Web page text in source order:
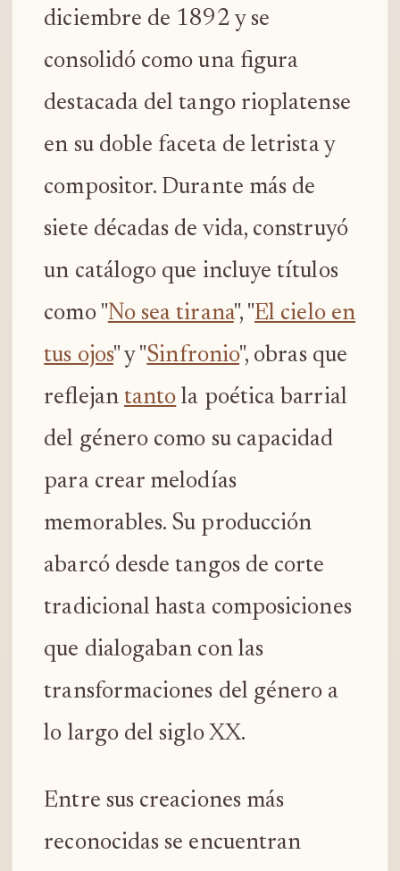
diciembre de 1892 y se
consolidó como una figura
destacada del tango rioplatense
en su doble faceta de letrista y
compositor. Durante más de
siete décadas de vida, construyó
un catálogo que incluye títulos
como "No sea tirana", "El cielo en
tus ojos" y "Sinfronio", obras que
reflejan tanto la poética barrial
del género como su capacidad
para crear melodías
memorables. Su producción
abarcó desde tangos de corte
tradicional hasta composiciones
que dialogaban con las
transformaciones del género a
lo largo del siglo XX.
Entre sus creaciones más
reconocidas se encuentran